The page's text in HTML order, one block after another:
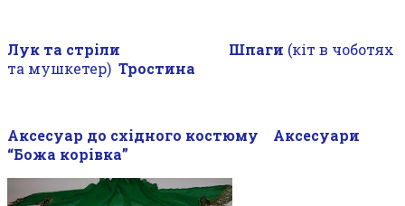
Лук та стріли Шпаги (кіт в чоботях
та мушкетер) Тростина
Аксесуар до східного костюму Аксесуари
“Божа корівка”